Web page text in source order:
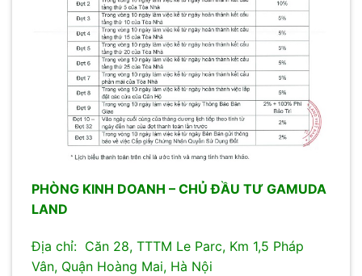
PHÒNG KINH DOANH – CHỦ ĐẦU TƯ GAMUDA
LAND
Địa chỉ: Căn 28, TTTM Le Parc, Km 1,5 Pháp
Vân, Quận Hoàng Mai, Hà Nội